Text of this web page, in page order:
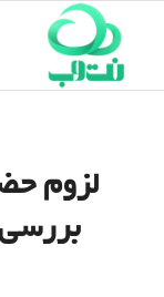
لزوم